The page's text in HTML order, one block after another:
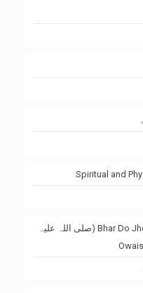
Spiritual and
Bhar Do Jholi Meri Jan-e-Aalam (صلی اللہ علیہ